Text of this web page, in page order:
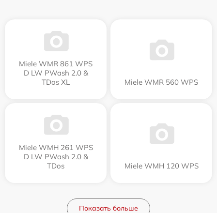
Miele WMR 861 WPS
D LW PWash 2.0 &
TDos XL
Miele WMR 560 WPS
Miele WMH 261 WPS
D LW PWash 2.0 &
TDos
Miele WMH 120 WPS
Показать больше